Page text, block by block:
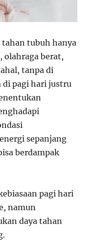
tahan tubuh hanya
olahraga berat,
tanpa di
di pagi hari justru
sepanjang
berdampak
pagi hari
namun
daya tahan